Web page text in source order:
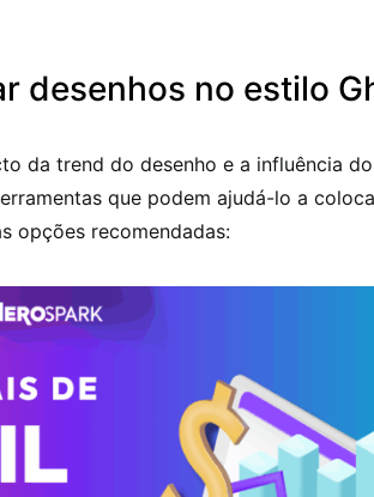
desenhos no estilo
da trend do desenho e a influência
que podem ajudá-lo a
opções recomendadas: